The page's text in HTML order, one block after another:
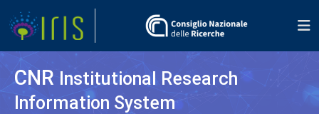
CNR Institutional Research
Information System